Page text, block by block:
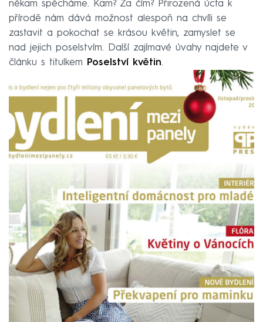
někam spěcháme. Kam? Za čím? Přirozená úcta k
přírodě nám dává možnost alespoň na chvíli se
zastavit a pokochat se krásou květin, zamyslet se
nad jejich poselstvím. Další zajímavé úvahy najdete v
článku s titulkem
Poselství květin.